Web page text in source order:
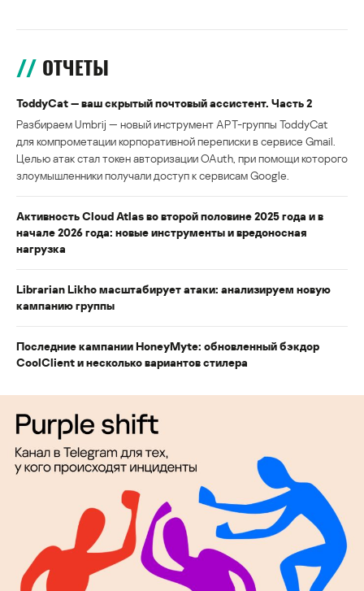
ОТЧЕТЫ
ToddyCat — ваш скрытый почтовый ассистент. Часть 2
Разбираем Umbrij — новый инструмент APT-группы ToddyCat
для компрометации корпоративной переписки в сервисе Gmail.
Целью атак стал токен авторизации OAuth, при помощи которого
злоумышленники получали доступ к сервисам Google.
Активность Cloud Atlas во второй половине 2025 года и в
начале 2026 года: новые инструменты и вредоносная
нагрузка
Librarian Likho масштабирует атаки: анализируем новую
кампанию группы
Последние кампании HoneyMyte: обновленный бэкдор
CoolClient и несколько вариантов стилера